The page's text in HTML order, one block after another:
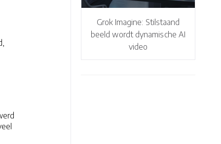
Grok Imagine: Stilstaand
beeld wordt dynamische AI
video